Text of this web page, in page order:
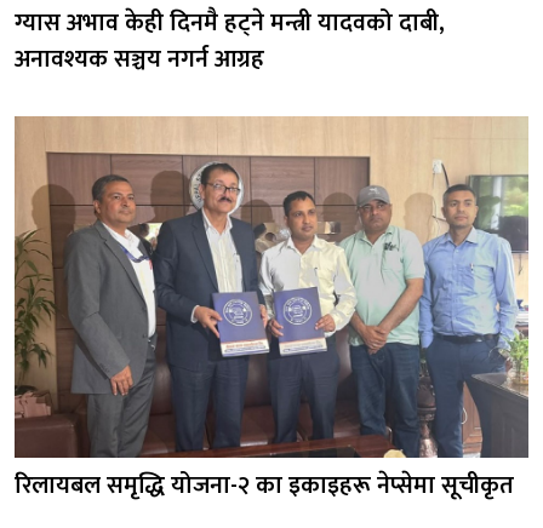
ग्यास अभाव केही दिनमै हट्ने मन्त्री यादवको दाबी,
अनावश्यक सञ्चय नगर्न आग्रह
रिलायबल समृद्धि योजना-२ का इकाइहरू नेप्सेमा सूचीकृत